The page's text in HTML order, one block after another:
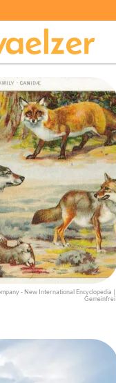
- New International Encyclopedia |
Gemeinfrei